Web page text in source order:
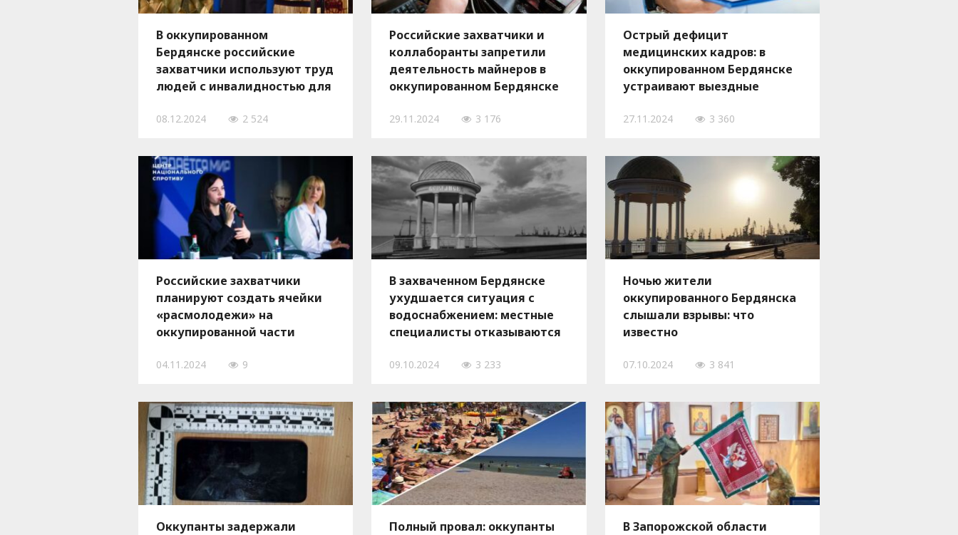
В оккупированном
Бердянске российские
захватчики используют труд
людей с инвалидностью для
08.12.2024 2 524
Российские захватчики и
коллаборанты запретили
деятельность майнеров в
оккупированном Бердянске
29.11.2024 3 176
Острый дефицит
медицинских кадров: в
оккупированном Бердянске
устраивают выездные
из-за нехватки врачей
27.11.2024 3 360
Российские захватчики
планируют создать ячейки
«расмолодежи» на
оккупированной части
04.11.2024 9
В захваченном Бердянске
ухудшается ситуация с
водоснабжением: местные
специалисты отказываются
09.10.2024 3 233
Ночью жители
оккупированного Бердянска
слышали взрывы: что
известно
07.10.2024 3 841
Оккупанты задержали
Полный провал: оккупанты
В Запорожской области